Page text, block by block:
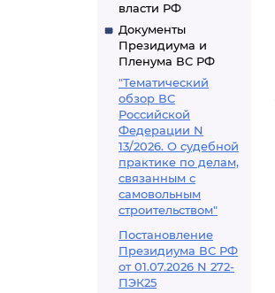
власти РФ
Документы
Президиума и
Пленума ВС РФ
"Тематический
обзор ВС
Российской
Федерации N
13/2026. О судебной
практике по делам,
связанным с
самовольным
строительством"
Постановление
Президиума ВС РФ
от 01.07.2026 N 272-
ПЭК25